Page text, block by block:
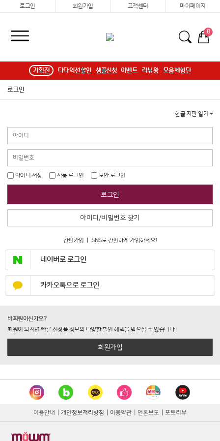
로그인 회원가입 고객센터 마이페이지
0
기획전 다다익선할인 샘플신청 이벤트 리뷰왕 모움체험단
로그인
한글 자판 열기
아이디 저장 자동 로그인 보안 로그인
로그인
아이디/비밀번호 찾기
간편가입 ㅣ SNS로 간편하게 가입하세요!
네이버로 로그인
카카오톡으로 로그인
비회원이신가요?
회원이 되시면 빠른 신상품 정보와 다양한 할인 혜택을 받으실 수 있습니다.
회원가입
이용안내 개인정보처리방침 이용약관 언론보도 포토리뷰